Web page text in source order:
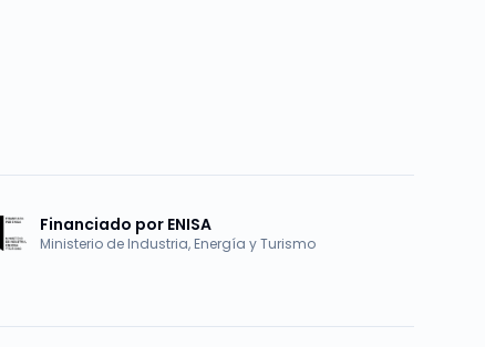
Financiado por ENISA
Ministerio de Industria, Energía y Turismo